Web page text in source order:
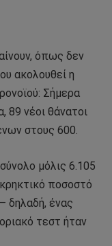
όπως δεν
ακολουθεί η
Σήμερα
89 νέοι θάνατοι
στους 600.
μόλις 6.105
ποσοστό
δηλαδή, ένας
τεστ ήταν